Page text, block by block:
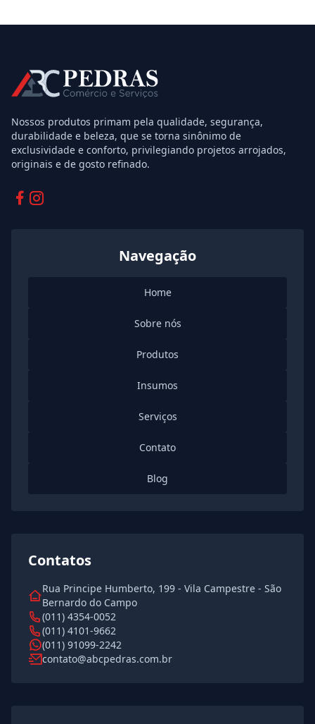
Nossos produtos primam pela qualidade, segurança,
durabilidade e beleza, que se torna sinônimo de
exclusividade e conforto, privilegiando projetos arrojados,
originais e de gosto refinado.
Facebook
Navegação
Home
Sobre nós
Produtos
Insumos
Serviços
Contato
Blog
Contatos
Rua Principe Humberto, 199 - Vila Campestre - São
Bernardo do Campo
(011) 4354-0052
(011) 4101-9662
(011) 91099-2242
contato@abcpedras.com.br